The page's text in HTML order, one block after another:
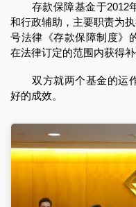
存款保障基金于2012
和行政辅助，主要职责为
号法律《存款保障制度》
在法律订定的范围内获得补
双方就两个基金的运作
好的成效。